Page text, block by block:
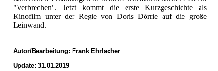
"Verbrechen". Jetzt kommt die erste Kurzgeschichte als
Kinofilm unter der Regie von Doris Dörrie auf die große
Leinwand.
Autor/Bearbeitung: Frank Ehrlacher
Update: 31.01.2019